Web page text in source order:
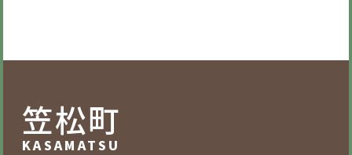
笠松町
KASAMATSU